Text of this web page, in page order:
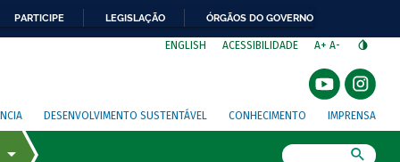
PARTICIPE LEGISLAÇÃO ÓRGÃOS DO GOVERNO
ENGLISH ACESSIBILIDADE A+ A-
DESENVOLVIMENTO SUSTENTÁVEL CONHECIMENTO IMPRENSA